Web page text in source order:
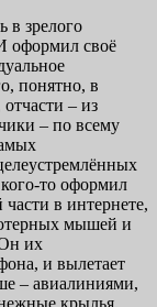
в зрелого
оформил своё
понятно, в
– из
– по всему
то оформил
в интернете,
мышей и
их
и вылетает
– авиалиниями,
крылья.